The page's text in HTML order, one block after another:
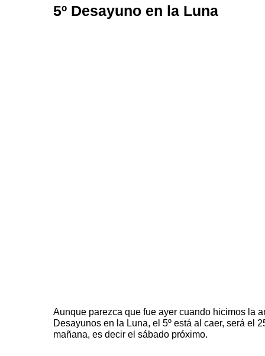
5º Desayuno en la Luna
Aunque parezca que fue ayer cuando hicimos la
Desayunos en la Luna, el 5º está al caer, será el
mañana, es decir el sábado próximo.